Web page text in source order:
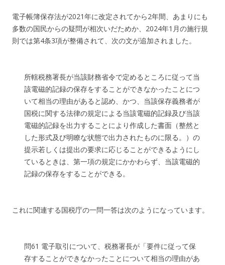
電子帳簿保存法が2021年に改定されてから2年間、あまりにも
多数の国民からの疑問が相次いだためか、2024年1月の施行規
則では第4条3項が整備されて、次の文が追加されました。
所轄税務署長が当該財務省令で定めるところに従って当
該電磁的記録の保存をすることができなかったことにつ
いて相当の理由があると認め、かつ、当該保存義務者が
国税に関する法律の規定による当該電磁的記録及び当該
電磁的記録を出力することにより作成した書面（整然と
した形式及び明瞭な状態で出力されたものに限る。）の
提示若しくは提出の要求に応じることができるようにし
ているときは、第一項の規定にかかわらず、当該電磁的
記録の保存をすることができる。
これに関連する国税庁の一問一答は次のようになっています。
問61 電子取引について、税務署長が「要件に従って保
存することができなかったことについて相当の理由があ